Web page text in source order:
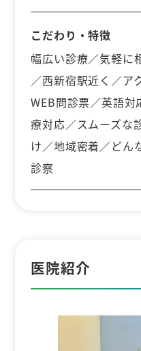
こだわり・特徴
幅広い診療／気軽に
／西新宿駅近く／ア
WEB問診票／英語
療対応／スムーズな
け／地域密着／どん
診察
医院紹介